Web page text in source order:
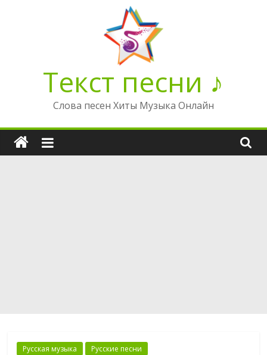
Текст песни ♪
Слова песен Хиты Музыка Онлайн
Русская музыка Русские песни